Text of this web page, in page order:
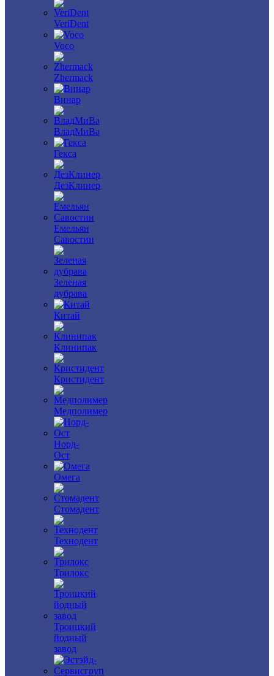
VeriDent
Voco
Zhermack
Винар
ВладМиВа
Гекса
ДезКлинер
Емельян
Савостин
Зеленая
дубрава
Китай
Клинипак
Кристидент
Медполимер
Норд-
Ост
Омега
Стомадент
Технодент
Трилокс
Троицкий
йодный
завод